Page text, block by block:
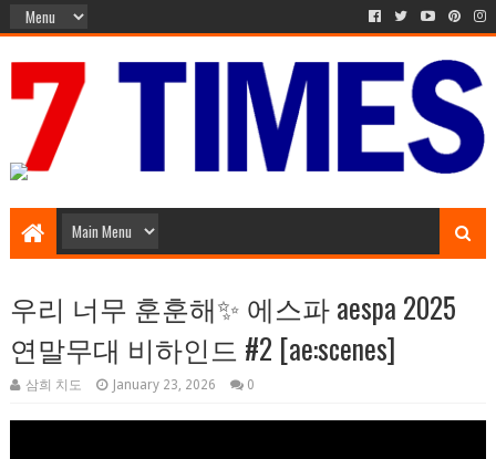
우리 너무 훈훈해✨ 에스파 aespa 2025
연말무대 비하인드 #2 [ae:scenes]
삼희 치도 January 23, 2026 0